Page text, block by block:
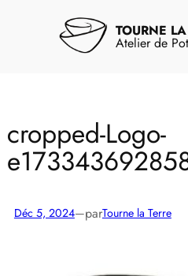
TOURNE
Atelier de
cropped-Logo-
Déc 5, 2024—parTourne la Terre